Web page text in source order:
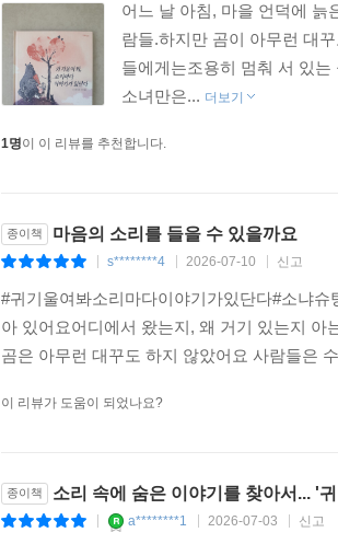
어느 날 아침, 마을 언덕에 늙
람들.하지만 곰이 아무런 대
들에게는조용히 멈춰 서 있
소녀만은... 더보기
1명이 이 리뷰를 추천합니다.
종이책 마음의 소리를 들을 수 있을까요
s********4 2026-07-10 신고
#귀기울여봐소리마다이야기가있단다#소냐
아 있어요어디에서 왔는지, 왜 거기 있는지
곰은 아무런 대꾸도 하지 않았어요 사람들은
이 리뷰가 도움이 되었나요?
종이책 소리 속에 숨은 이야기를 찾아서... '
a********1 2026-07-03 신고